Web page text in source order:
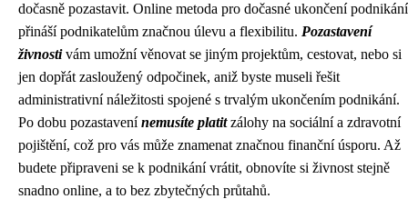
dočasně pozastavit. Online metoda pro dočasné ukončení podnikání
přináší podnikatelům značnou úlevu a flexibilitu. Pozastavení
živnostivám umožní věnovat se jiným projektům, cestovat, nebo si
jen dopřát zasloužený odpočinek, aniž byste museli řešit
administrativní náležitosti spojené s trvalým ukončením podnikání.
Po dobu pozastavenínemusíte platitzálohy na sociální a zdravotní
pojištění, což pro vás může znamenat značnou finanční úsporu. Až
budete připraveni se k podnikání vrátit, obnovíte si živnost stejně
snadno online, a to bez zbytečných průtahů.